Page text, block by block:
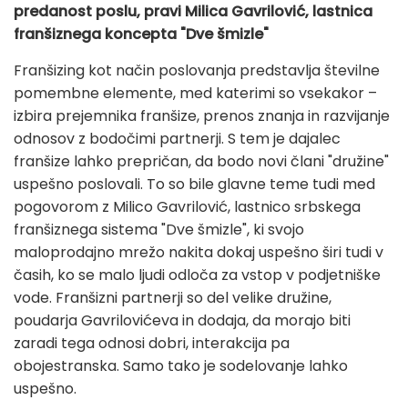
predanost poslu, pravi Milica Gavrilović, lastnica
franšiznega koncepta "Dve šmizle"
Franšizing kot način poslovanja predstavlja številne
pomembne elemente, med katerimi so vsekakor –
izbira prejemnika franšize, prenos znanja in razvijanje
odnosov z bodočimi partnerji. S tem je dajalec
franšize lahko prepričan, da bodo novi člani "družine"
uspešno poslovali. To so bile glavne teme tudi med
pogovorom z Milico Gavrilović, lastnico srbskega
franšiznega sistema "Dve šmizle", ki svojo
maloprodajno mrežo nakita dokaj uspešno širi tudi v
časih, ko se malo ljudi odloča za vstop v podjetniške
vode. Franšizni partnerji so del velike družine,
poudarja Gavrilovićeva in dodaja, da morajo biti
zaradi tega odnosi dobri, interakcija pa
obojestranska. Samo tako je sodelovanje lahko
uspešno.